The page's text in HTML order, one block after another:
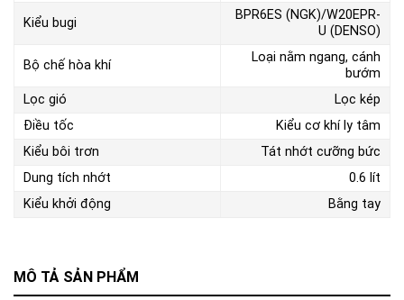
MÔ TẢ SẢN PHẨM
Kiểu bugi
BPR6ES (NGK)/W20EPR-
U (DENSO)
Bộ chế hòa khí
Loại nằm ngang, cánh
bướm
Lọc gió
Lọc kép
Điều tốc
Kiểu cơ khí ly tâm
Kiểu bôi trơn
Tát nhớt cưỡng bức
Dung tích nhớt
0.6 lít
Kiểu khởi động
Bằng tay